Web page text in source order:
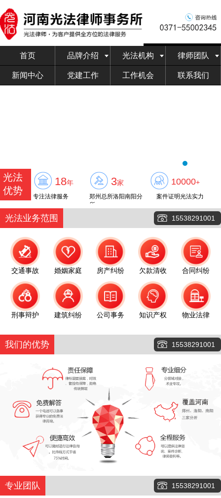
首页 品牌介绍 光法机构 律师团队
新闻中心 党建工作 工作机会 联系我们
光法
优势
18年
专注法律服务
3家
郑州总所洛阳南阳分
所
10000+
案件证明光法实力
光法业务范围 15538291001
交通事故 婚姻家庭 房产纠纷 欠款清收 合同纠纷
刑事辩护 建筑纠纷 公司事务 知识产权 物业法律
我们的优势 15538291001
专业团队 15538291001